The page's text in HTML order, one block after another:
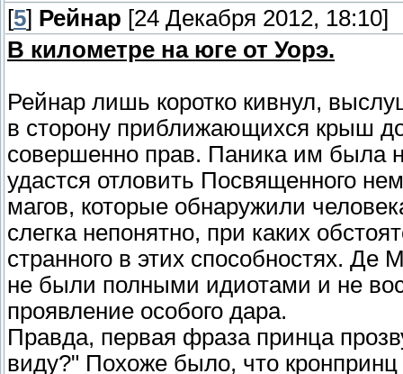
[5] Рейнар [24 Декабря 2012, 18:10]
В километре на юге от Уорэ.
Рейнар лишь коротко кивнул,
в сторону приближающихся крыш
совершенно прав. Паника им была
удастся отловить Посвященного
магов, которые обнаружили
слегка непонятно, при каких
странного в этих способностях.
не были полными идиотами и не
проявление особого дара.
Правда, первая фраза принца
виду?" Похоже было, что кронпринц